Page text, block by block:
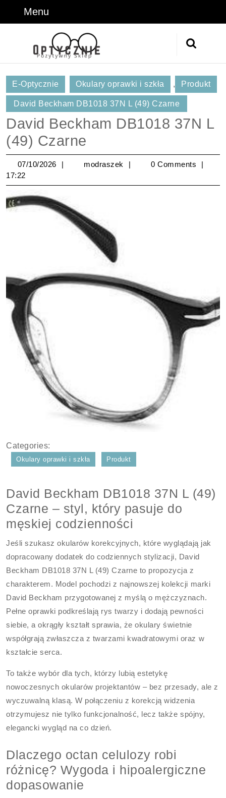
Menu
E-Optycznie Okulary oprawki i szkła , Produkt
David Beckham DB1018 37N L (49) Czarne
David Beckham DB1018 37N L
(49) Czarne
07/10/2026 07/10/2026
modraszek modraszek
0 Comments
17:22
Categories:
Okulary oprawki i szkła Produkt
David Beckham DB1018 37N L (49)
Czarne – styl, który pasuje do
męskiej codzienności
Jeśli szukasz okularów korekcyjnych, które wyglądają jak
dopracowany dodatek do codziennych stylizacji, David
Beckham DB1018 37N L (49) Czarne to propozycja z
charakterem. Model pochodzi z najnowszej kolekcji marki
David Beckham przygotowanej z myślą o mężczyznach.
Pełne oprawki podkreślają rys twarzy i dodają pewności
siebie, a okrągły kształt sprawia, że okulary świetnie
współgrają zwłaszcza z twarzami kwadratowymi oraz w
kształcie serca.
To także wybór dla tych, którzy lubią estetykę
nowoczesnych okularów projektantów – bez przesady, ale z
wyczuwalną klasą. W połączeniu z korekcją widzenia
otrzymujesz nie tylko funkcjonalność, lecz także spójny,
elegancki wygląd na co dzień.
Dlaczego octan celulozy robi
różnicę? Wygoda i hipoalergiczne
dopasowanie